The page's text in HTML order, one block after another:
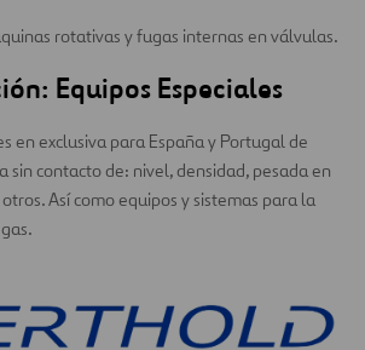
rotativas y fugas internas en válvulas.
Equipos Especiales
en exclusiva para España y Portugal de
sin contacto de: nivel, densidad, pesada en
Así como equipos y sistemas para la